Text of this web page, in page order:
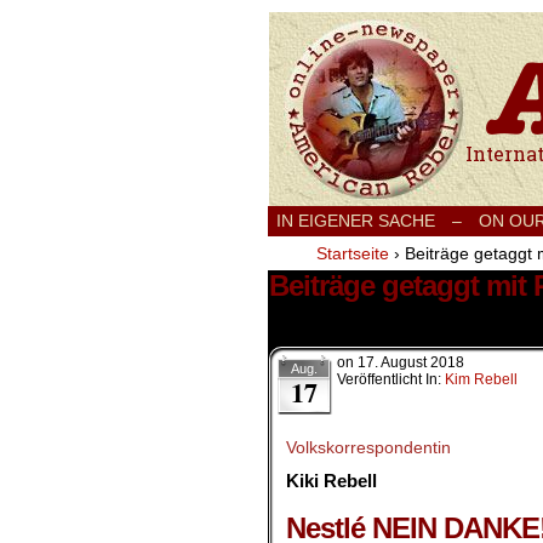
IN EIGENER SACHE – ON
Startseite › Beiträge getaggt
Beiträge getaggt mit
Aug.
17
on 17. August 2018
Veröffentlicht In: Kim Rebell
Volkskorrespondentin
Kiki Rebell
Nestlé NEIN